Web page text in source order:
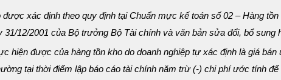
xác định theo quy định tại Chuẩn mực kế toán số 02 – Hàng
31/12/2001 của Bộ trưởng Bộ Tài chính và văn bản sửa đổi, bổ sung
hiện được của hàng tồn kho do doanh nghiệp tự xác định là giá
tại thời điểm lập báo cáo tài chính năm trừ (-) chi phí ước tính